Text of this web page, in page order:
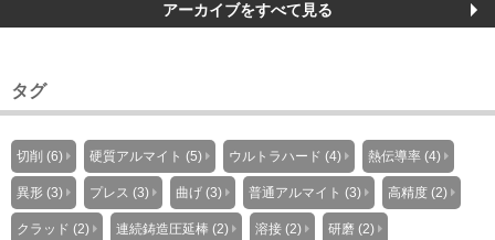
アーカイブをすべて見る
タグ
切削 (6) 硬質アルマイト (5) ウルトラハード (4) 熱伝導率 (4)
異形 (3) プレス (3) 曲げ (3) 普通アルマイト (3) 高精度 (2)
クラッド (2) 連続鋳造圧延棒 (2) 溶接 (2) 研磨 (2)